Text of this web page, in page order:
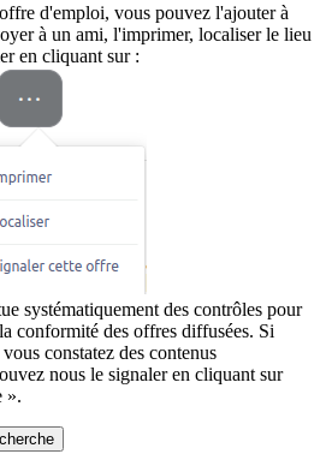
d'emploi, vous pouvez l'ajouter à
à un ami, l'imprimer, localiser le lieu
en cliquant sur :
systématiquement des contrôles pour
conformité des offres diffusées. Si
constatez des contenus
nous le signaler en cliquant sur
».